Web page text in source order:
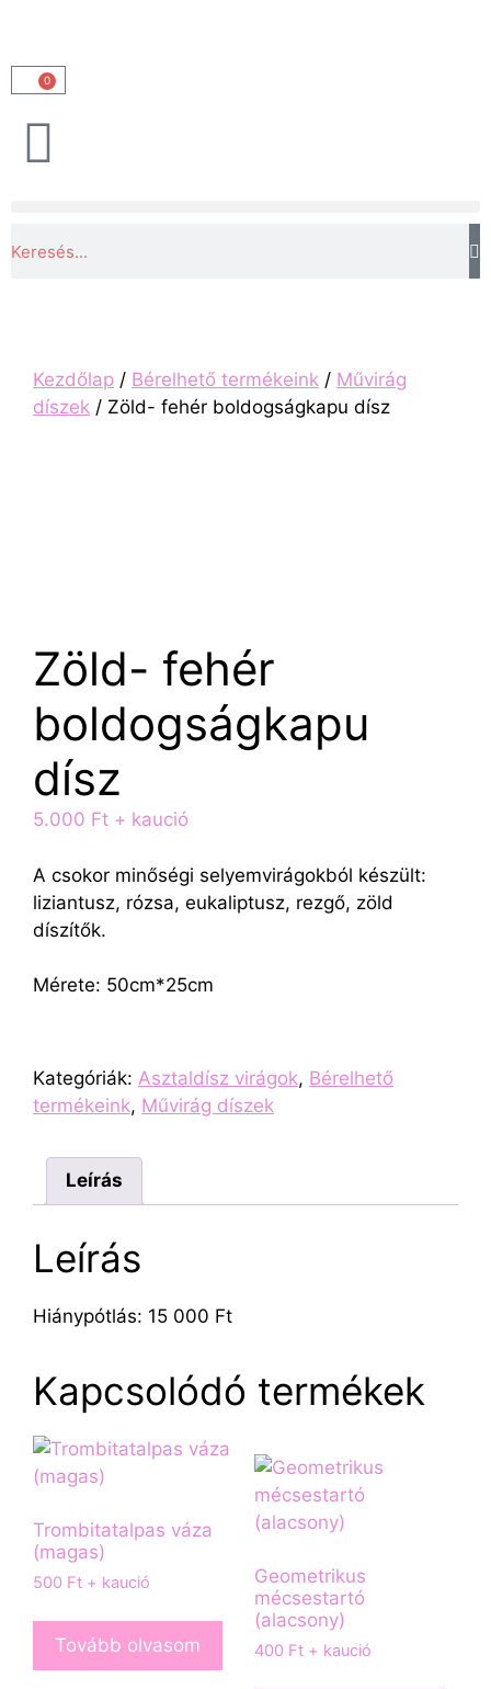
0
Kezdőlap / Bérelhető termékeink / Művirág
díszek / Zöld- fehér boldogságkapu dísz
Zöld- fehér
boldogságkapu
dísz
5.000 Ft + kaució
A csokor minőségi selyemvirágokból készült:
liziantusz, rózsa, eukaliptusz, rezgő, zöld
díszítők.
Mérete: 50cm*25cm
Kategóriák: Asztaldísz virágok, Bérelhető
termékeink, Művirág díszek
Leírás
Leírás
Hiánypótlás: 15 000 Ft
Kapcsolódó termékek
Trombitatalpas váza
(magas)
500 Ft + kaució
Tovább olvasom
Geometrikus
mécsestartó
(alacsony)
400 Ft+ kaució